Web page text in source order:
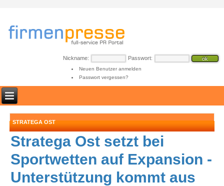
Nickname: Passwort:
Neuen Benutzer anmelden
Passwort vergessen?
STRATEGA OST
Stratega Ost setzt bei
Sportwetten auf Expansion -
Unterstützung kommt aus